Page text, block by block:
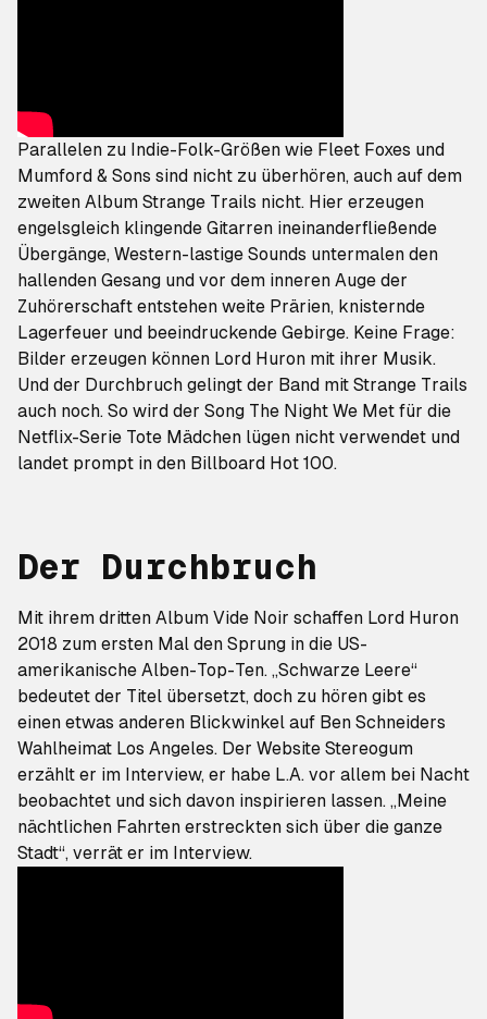
Parallelen zu Indie-Folk-Größen wie Fleet Foxes und
Mumford & Sons sind nicht zu überhören, auch auf dem
zweiten Album Strange Trails nicht. Hier erzeugen
engelsgleich klingende Gitarren ineinanderfließende
Übergänge, Western-lastige Sounds untermalen den
hallenden Gesang und vor dem inneren Auge der
Zuhörerschaft entstehen weite Prärien, knisternde
Lagerfeuer und beeindruckende Gebirge. Keine Frage:
Bilder erzeugen können Lord Huron mit ihrer Musik.
Und der Durchbruch gelingt der Band mit Strange Trails
auch noch. So wird der Song The Night We Met für die
Netflix-Serie Tote Mädchen lügen nicht verwendet und
landet prompt in den Billboard Hot 100.
Der Durchbruch
Mit ihrem dritten Album Vide Noir schaffen Lord Huron
2018 zum ersten Mal den Sprung in die US-
amerikanische Alben-Top-Ten. „Schwarze Leere“
bedeutet der Titel übersetzt, doch zu hören gibt es
einen etwas anderen Blickwinkel auf Ben Schneiders
Wahlheimat Los Angeles. Der Website Stereogum
erzählt er im Interview, er habe L.A. vor allem bei Nacht
beobachtet und sich davon inspirieren lassen. „Meine
nächtlichen Fahrten erstreckten sich über die ganze
Stadt“, verrät er im Interview.